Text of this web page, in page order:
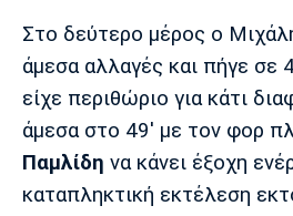
Πόρτο
Στο δεύτερο μέρος ο
άμεσα αλλαγές και πήγε σε
είχε περιθώριο για κάτι
άμεσα στο 49' με τον φορ
Παμλίδη να κάνει έξοχη
καταπληκτική εκτέλεση